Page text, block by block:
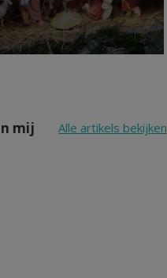
mij Alle artikels bekijken